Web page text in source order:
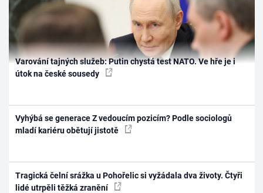
Varování tajných služeb: Putin chystá test NATO. Ve hře je i
útok na české sousedy
Vyhýbá se generace Z vedoucím pozicím? Podle sociologů
mladí kariéru obětují jistotě
Tragická čelní srážka u Pohořelic si vyžádala dva životy. Čtyři
lidé utrpěli těžká zranění